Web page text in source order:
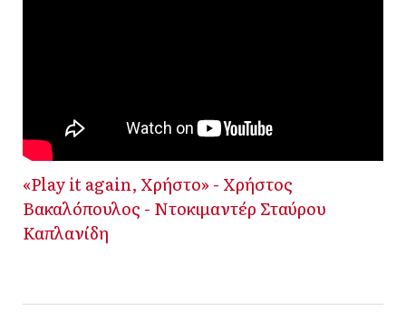
«Play it again, Χρήστο» - Χρήστος
Βακαλόπουλος - Ντοκιμαντέρ Σταύρου
Καπλανίδη